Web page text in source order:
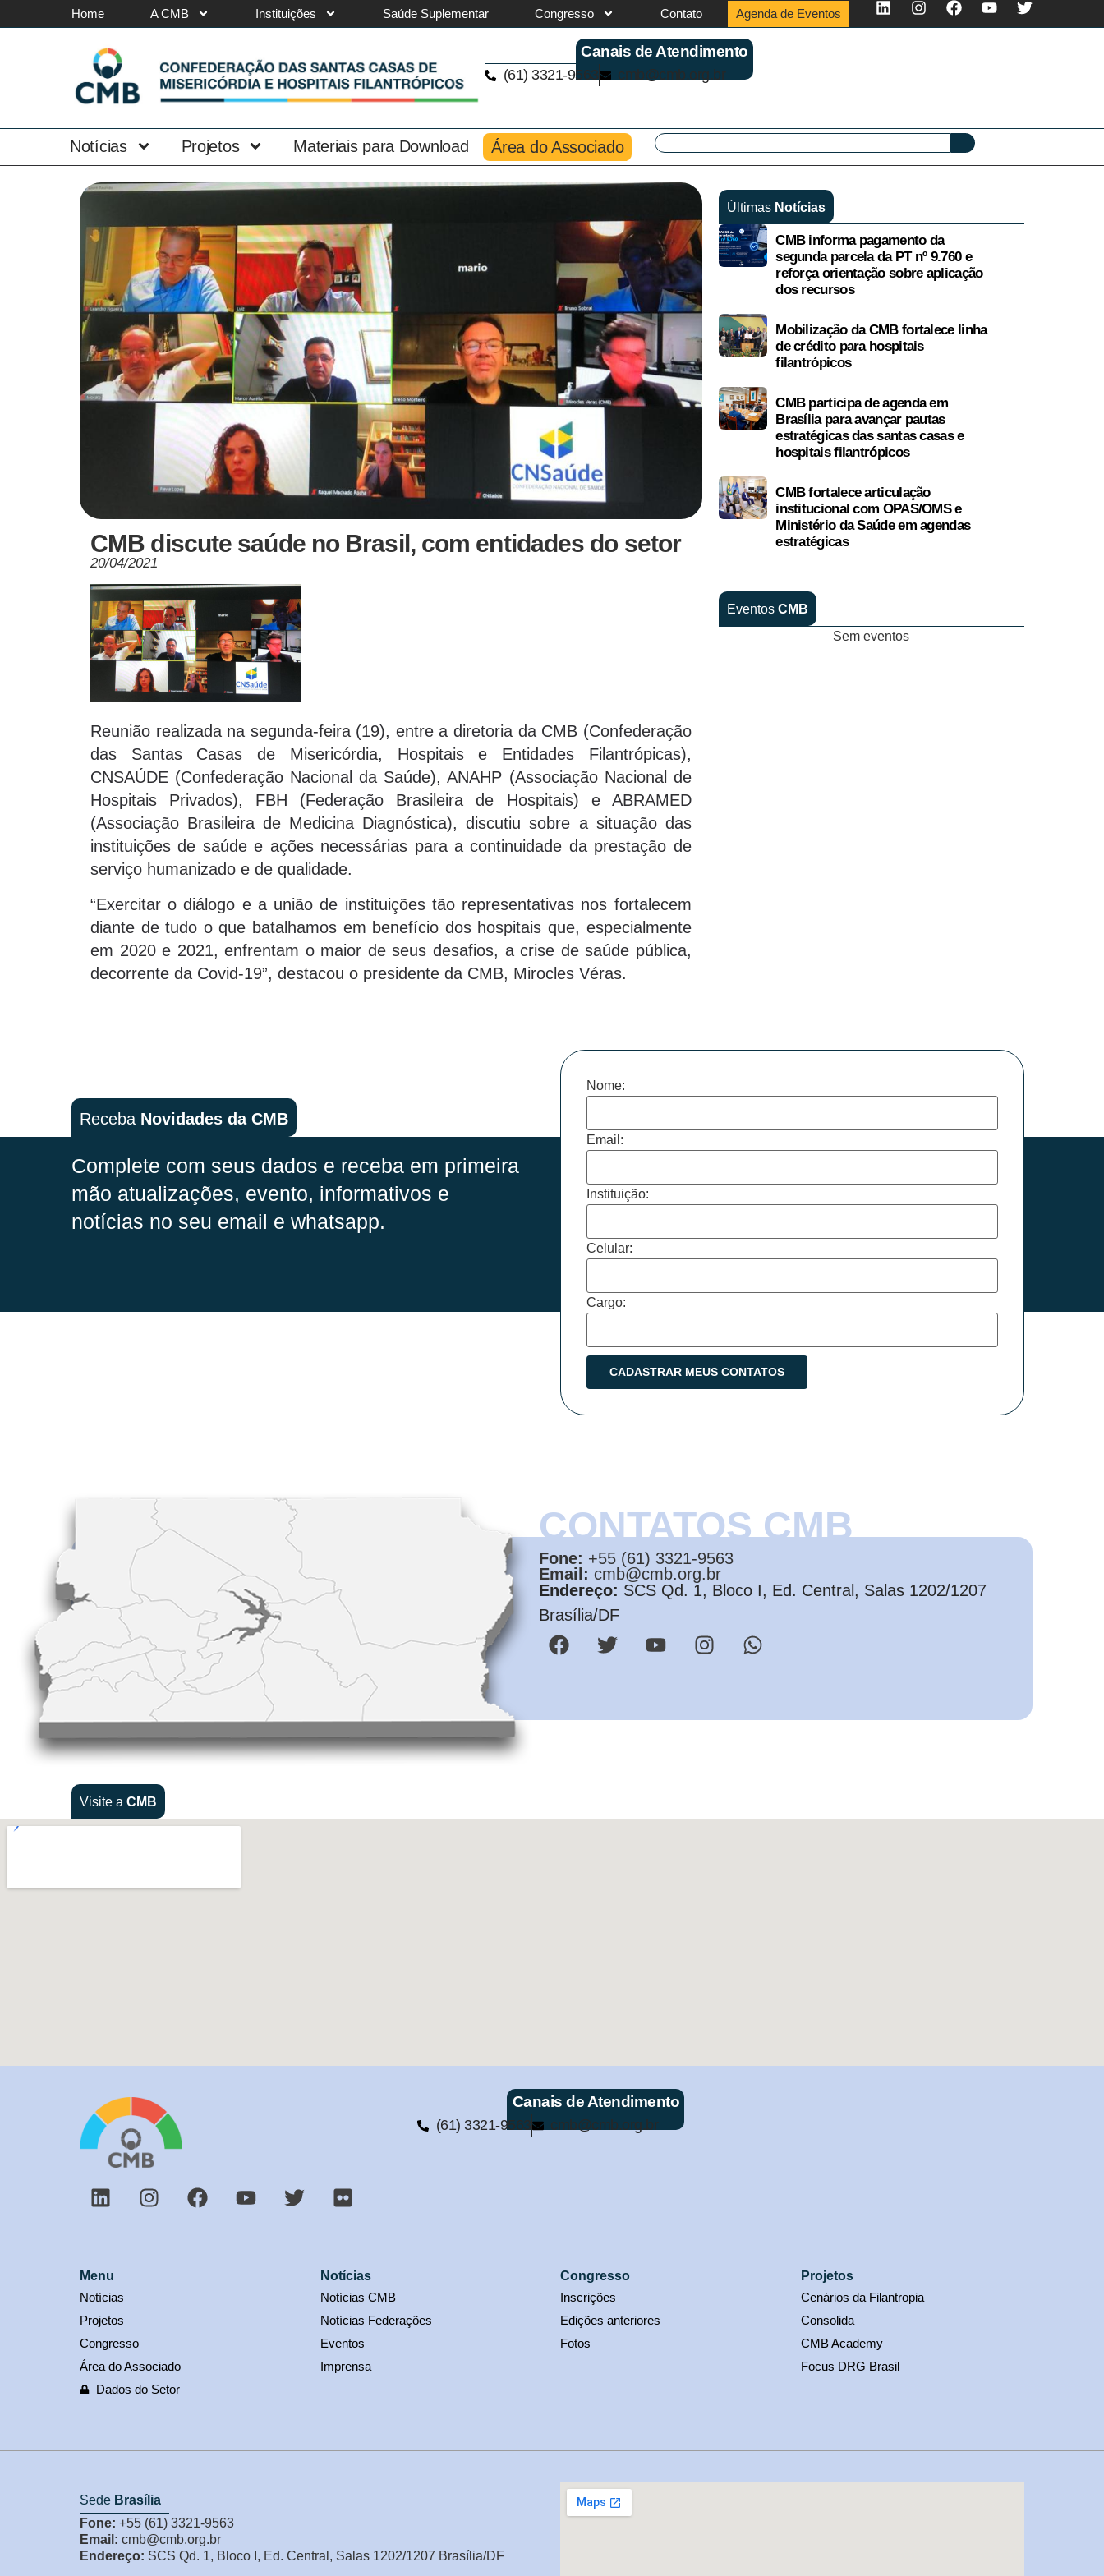
Home A CMB Instituições Saúde Suplementar Congresso Contato Agenda de Eventos
Canais de Atendimento
(61) 3321-9563 cmb@cmb.org.br
Notícias Projetos Materiais para Download Área do Associado
CMB discute saúde no Brasil, com entidades do setor
20/04/2021
Reunião realizada na segunda-feira (19), entre a diretoria da CMB (Confederação
das Santas Casas de Misericórdia, Hospitais e Entidades Filantrópicas),
CNSAÚDE (Confederação Nacional da Saúde), ANAHP (Associação Nacional de
Hospitais Privados), FBH (Federação Brasileira de Hospitais) e ABRAMED
(Associação Brasileira de Medicina Diagnóstica), discutiu sobre a situação das
instituições de saúde e ações necessárias para a continuidade da prestação de
serviço humanizado e de qualidade.
“Exercitar o diálogo e a união de instituições tão representativas nos fortalecem
diante de tudo o que batalhamos em benefício dos hospitais que, especialmente
em 2020 e 2021, enfrentam o maior de seus desafios, a crise de saúde pública,
decorrente da Covid-19”, destacou o presidente da CMB, Mirocles Véras.
Últimas Notícias
CMB informa pagamento da
segunda parcela da PT nº 9.760 e
reforça orientação sobre aplicação
dos recursos
Mobilização da CMB fortalece linha
de crédito para hospitais
filantrópicos
CMB participa de agenda em
Brasília para avançar pautas
estratégicas das santas casas e
hospitais filantrópicos
CMB fortalece articulação
institucional com OPAS/OMS e
Ministério da Saúde em agendas
estratégicas
Eventos CMB
Sem eventos
Receba Novidades da CMB
Complete com seus dados e receba em primeira
mão atualizações, evento, informativos e
notícias no seu email e whatsapp.
Nome:
Email:
Instituição:
Celular:
Cargo:
CONTATOS CMB
Fone: +55 (61) 3321-9563
Email: cmb@cmb.org.br
Endereço: SCS Qd. 1, Bloco I, Ed. Central, Salas 1202/1207
Brasília/DF
Visite a CMB
Canais de Atendimento
(61) 3321-9563 cmb@cmb.org.br
Menu
Notícias
Projetos
Congresso
Área do Associado
Dados do Setor
Notícias
Notícias CMB
Notícias Federações
Eventos
Imprensa
Congresso
Inscrições
Edições anteriores
Fotos
Projetos
Cenários da Filantropia
Consolida
CMB Academy
Focus DRG Brasil
Sede Brasília
Fone: +55 (61) 3321-9563
Email: cmb@cmb.org.br
Endereço: SCS Qd. 1, Bloco I, Ed. Central, Salas 1202/1207 Brasília/DF